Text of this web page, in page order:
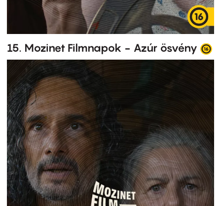
15. Mozinet Filmnapok - Azúr ösvény